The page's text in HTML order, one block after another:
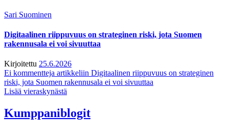
Sari Suominen
Digitaalinen riippuvuus on strateginen riski, jota Suomen
rakennusala ei voi sivuuttaa
Kirjoitettu 25.6.2026
Ei kommentteja artikkeliin Digitaalinen riippuvuus on strateginen
riski, jota Suomen rakennusala ei voi sivuuttaa
Lisää vieraskynästä
Kumppaniblogit